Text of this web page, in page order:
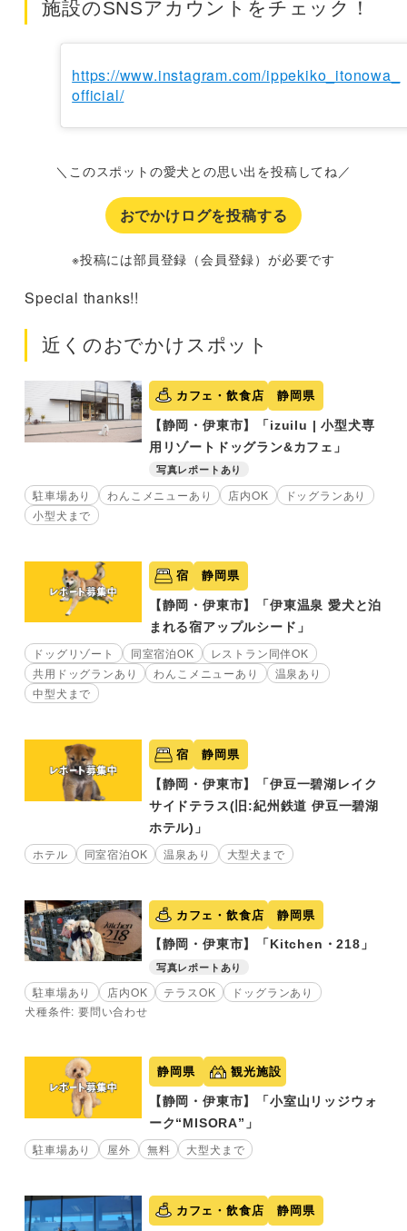
施設のSNSアカウントをチェック！
https://www.instagram.com/ippekiko_itonowa_
official/
＼このスポットの愛犬との思い出を投稿してね／
おでかけログを投稿する
※投稿には部員登録（会員登録）が必要です
Special thanks!!
近くのおでかけスポット
カフェ・飲食店 静岡県
【静岡・伊東市】「izuilu | 小型犬専
用リゾートドッグラン&カフェ」
写真レポートあり
駐車場あり わんこメニューあり 店内OK
ドッグランあり
小型犬まで
宿 静岡県
【静岡・伊東市】「伊東温泉 愛犬と泊
まれる宿アップルシード」
ドッグリゾート 同室宿泊OK
レストラン同伴OK
共用ドッグランあり
わんこメニューあり
温泉あり
中型犬まで
宿 静岡県
【静岡・伊東市】「伊豆一碧湖レイク
サイドテラス(旧:紀州鉄道 伊豆一碧湖
ホテル)」
ホテル 同室宿泊OK 温泉あり 大型犬まで
カフェ・飲食店 静岡県
【静岡・伊東市】「Kitchen・218」
写真レポートあり
駐車場あり 店内OK テラスOK
ドッグランあり
犬種条件: 要問い合わせ
静岡県 観光施設
【静岡・伊東市】「小室山リッジウォ
ーク“MISORA”」
駐車場あり 屋外 無料 大型犬まで
カフェ・飲食店 静岡県